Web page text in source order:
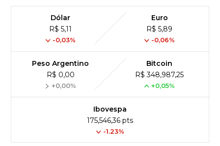
Dólar
R$ 5,11
-0,03%
Euro
R$ 5,89
-0,06%
Peso Argentino
R$ 0,00
+0,00%
Bitcoin
R$ 348,987,25
+0,05%
Ibovespa
175,546,36 pts
-1.23%